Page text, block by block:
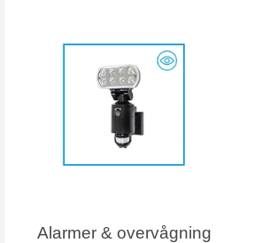
Alarmer & overvågning